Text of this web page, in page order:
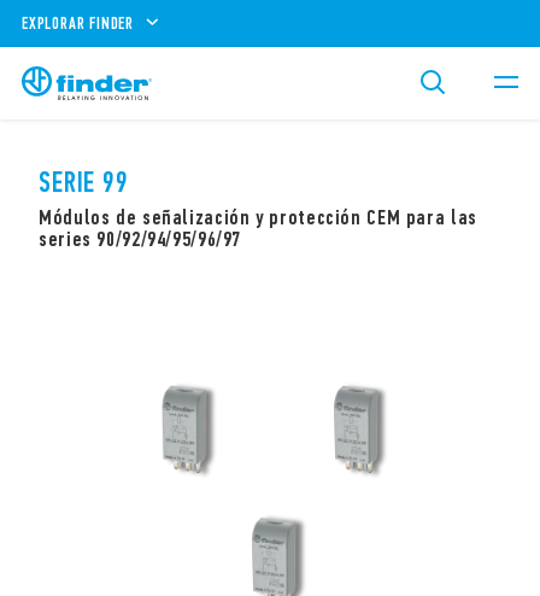
EXPLORAR FINDER
SERIE 99
Módulos de señalización y protección CEM para las
series 90/92/94/95/96/97